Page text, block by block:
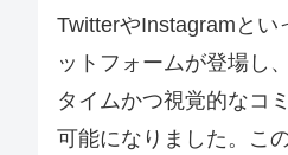
TwitterやInstagramとい
ットフォームが登場し
タイムかつ視覚的なコ
可能になりました。こ